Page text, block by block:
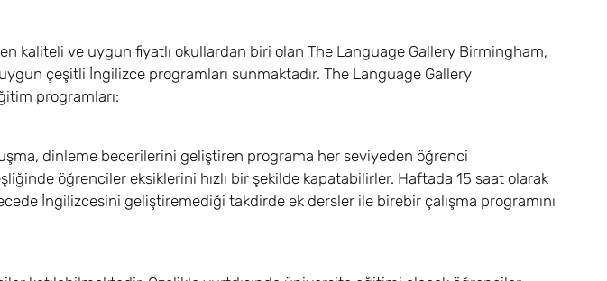
kaliteli ve uygun fiyatlı okullardan biri olan The Language Gallery Birmingham,
çeşitli İngilizce programları sunmaktadır. The Language Gallery
programları:
dinleme becerilerini geliştiren programa her seviyeden öğrenci
öğrenciler eksiklerini hızlı bir şekilde kapatabilirler. Haftada 15 saat olarak
İngilizcesini geliştiremediği takdirde ek dersler ile birebir çalışma programını